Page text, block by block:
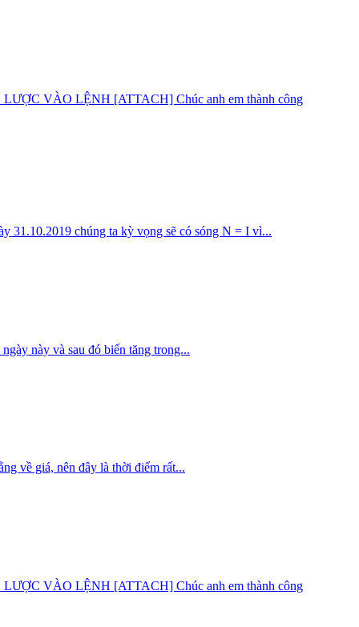
VÀO LỆNH [ATTACH] Chúc anh em thành công
chúng ta kỳ vọng sẽ có sóng N = I vì...
này và sau đó biến tăng trong...
về giá, nên đây là thời điểm rất...
VÀO LỆNH [ATTACH] Chúc anh em thành công